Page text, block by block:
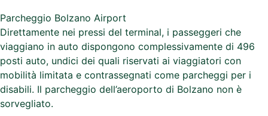
Parcheggio Bolzano Airport
Direttamente nei pressi del terminal, i passeggeri che
viaggiano in auto dispongono complessivamente di 496
posti auto, undici dei quali riservati ai viaggiatori con
mobilità limitata e contrassegnati come parcheggi per i
disabili. Il parcheggio dell’aeroporto di Bolzano non è
sorvegliato.